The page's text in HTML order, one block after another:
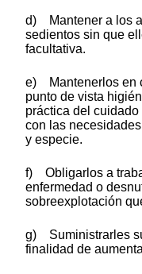
d) Mantener a los
sedientos sin que
facultativa.
e) Mantenerlos en
punto de vista
práctica del
con las
y especie.
f) Obligarlos a
enfermedad o
sobreexplotación
g) Suministrarles
finalidad de